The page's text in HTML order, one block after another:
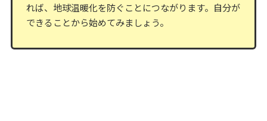
れば、地球温暖化を防ぐことにつながります。自分が
できることから始めてみましょう。